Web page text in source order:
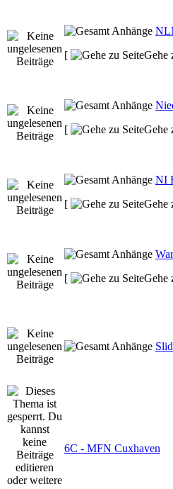
[
Gehe
[
Gehe
NI
[
Gehe
[
Gehe
6C - MFN Cuxhaven